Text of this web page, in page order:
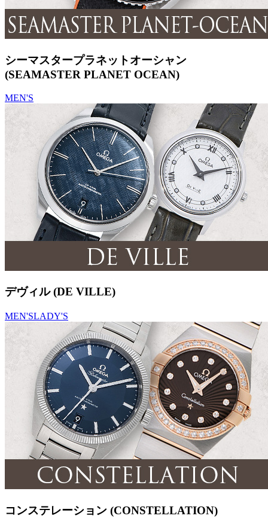
シーマスタープラネットオーシャン
(SEAMASTER PLANET OCEAN)
MEN'S
デヴィル (DE VILLE)
MEN'SLADY'S
コンステレーション (CONSTELLATION)